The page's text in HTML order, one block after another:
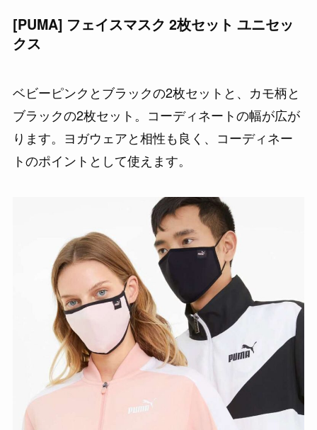
[PUMA] フェイスマスク 2枚セット ユニセッ
クス
ベビーピンクとブラックの2枚セットと、カモ柄と
ブラックの2枚セット。コーディネートの幅が広が
ります。ヨガウェアと相性も良く、コーディネー
トのポイントとして使えます。